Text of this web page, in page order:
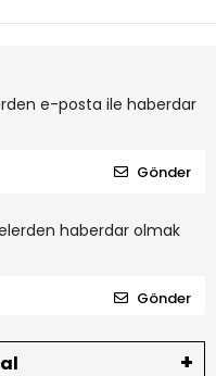
e-posta ile haberdar
Gönder
haberdar olmak
Gönder